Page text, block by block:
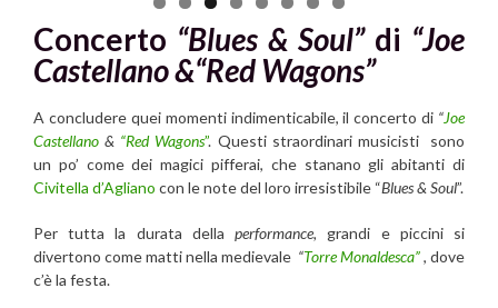
Concerto “Blues & Soul”di “Joe
Castellano &“Red Wagons”
A concludere quei momenti indimenticabile, il concerto di “Joe
Castellano & “Red Wagons”. Questi straordinari musicisti sono
un po’ come dei magici pifferai, che stanano gli abitanti di
Civitella d’Agliano con le note del loro irresistibile “Blues & Soul”.
Per tutta la durata dellaperformance, grandi e piccini si
divertono come matti nella medievale “Torre Monaldesca”, dove
c’è la festa.